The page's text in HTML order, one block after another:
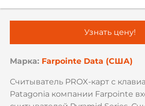
Марка: Farpointe Data (США)
Считыватель PROX-карт с
Patagonia компании Farpointe
Узнать цену!